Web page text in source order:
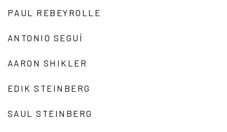
PAUL REBEYROLLE
ANTONIO SEGUÍ
AARON SHIKLER
EDIK STEINBERG
SAUL STEINBERG